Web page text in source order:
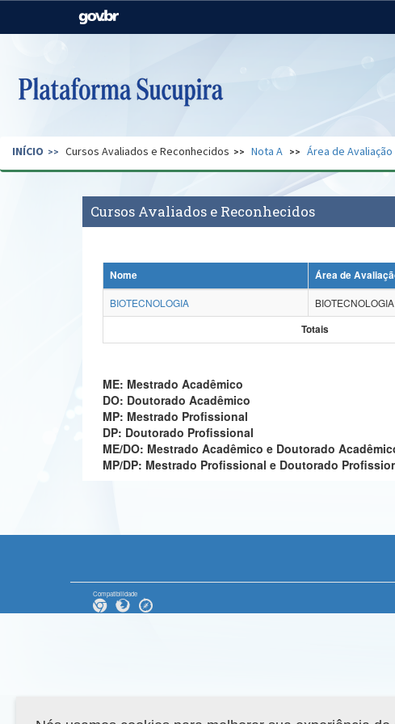
Casa Civil
Pecuária e Abastecimento
Secretaria de Governo Gabinete de Segurança
INÍCIO Cursos Avaliados e Reconhecidos Nota A Área de Avaliação
Cursos Avaliados e Reconhecidos
Nome
Área de
BIOTECNOLOGIA
BIOTECNOLOGIA
Totais
ME: Mestrado Acadêmico
DO: Doutorado Acadêmico
MP: Mestrado Profissional
DP: Doutorado Profissional
ME/DO: Mestrado Acadêmico e Doutorado
MP/DP: Mestrado Profissional e Doutorado
Compatibilidade